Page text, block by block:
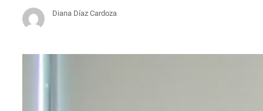
Diana Díaz Cardoza